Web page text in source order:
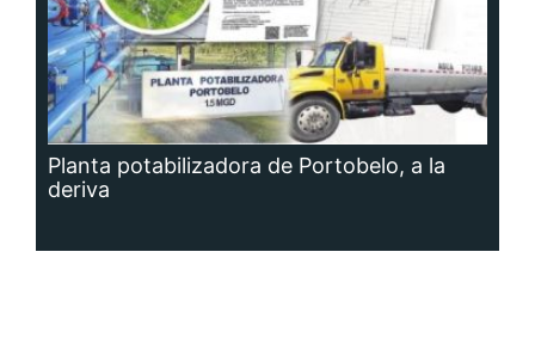
Planta potabilizadora de Portobelo, a la
deriva